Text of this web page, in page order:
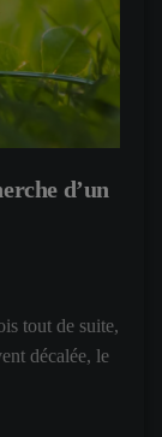
d’un
tout de suite,
décalée, le